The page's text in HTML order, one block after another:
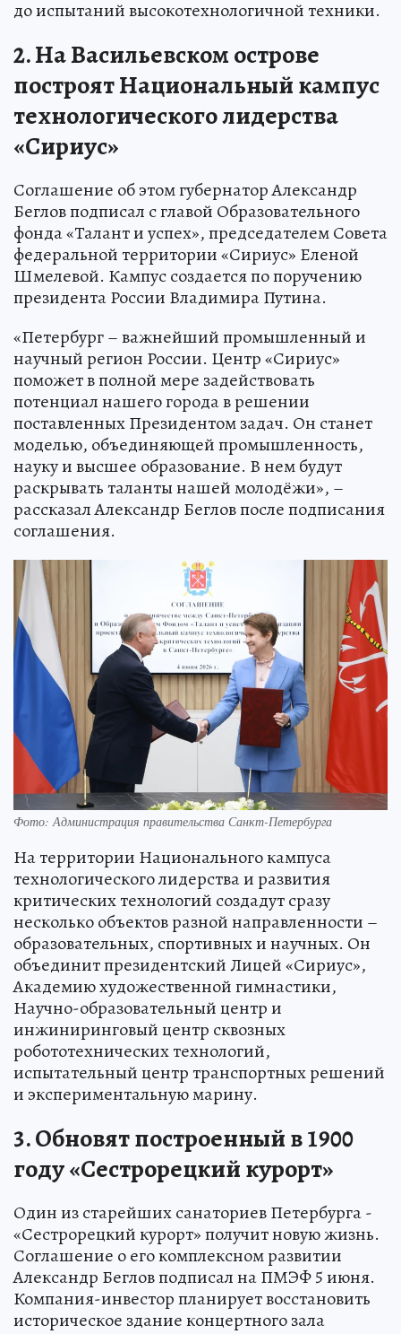
до испытаний высокотехнологичной техники.
2. На Васильевском острове
построят Национальный кампус
технологического лидерства
«Сириус»
Соглашение об этом губернатор Александр
Беглов подписал с главой Образовательного
фонда «Талант и успех», председателем Совета
федеральной территории «Сириус» Еленой
Шмелевой. Кампус создается по поручению
президента России Владимира Путина.
«Петербург – важнейший промышленный и
научный регион России. Центр «Сириус»
поможет в полной мере задействовать
потенциал нашего города в решении
поставленных Президентом задач. Он станет
моделью, объединяющей промышленность,
науку и высшее образование. В нем будут
раскрывать таланты нашей молодёжи», –
рассказал Александр Беглов после подписания
соглашения.
Фото: Администрация правительства Санкт-Петербурга
На территории Национального кампуса
технологического лидерства и развития
критических технологий создадут сразу
несколько объектов разной направленности –
образовательных, спортивных и научных. Он
объединит президентский Лицей «Сириус»,
Академию художественной гимнастики,
Научно-образовательный центр и
инжиниринговый центр сквозных
робототехнических технологий,
испытательный центр транспортных решений
и экспериментальную марину.
3. Обновят построенный в 1900
году «Сестрорецкий курорт»
Один из старейших санаториев Петербурга -
«Сестрорецкий курорт» получит новую жизнь.
Соглашение о его комплексном развитии
Александр Беглов подписал на ПМЭФ 5 июня.
Компания-инвестор планирует восстановить
историческое здание концертного зала